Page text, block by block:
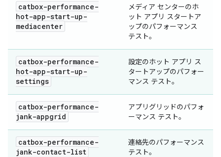
catbox-performance-
hot-app-start-up-
mediacenter
メディア センターのホ
ット アプリ スタートア
ップのパフォーマンス
テスト。
catbox-performance-
hot-app-start-up-
settings
設定のホット アプリ ス
タートアップのパフォー
マンス テスト。
catbox-performance-
jank-appgrid
アプリグリッドのパフォ
ーマンス テスト。
catbox-performance-
jank-contact-list
連絡先のパフォーマンス
テスト。